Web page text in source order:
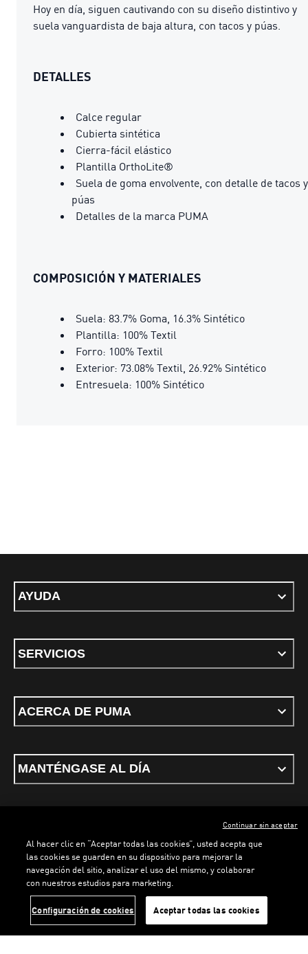
LOADING...
Hoy en día, siguen cautivando con su diseño distintivo y
suela vanguardista de baja altura, con tacos y púas.
DETALLES
Calce regular
Cubierta sintética
Cierra-fácil elástico
Plantilla OrthoLite®
Suela de goma envolvente, con detalle de tacos y
púas
Detalles de la marca PUMA
COMPOSICIÓN Y MATERIALES
Suela: 83.7% Goma, 16.3% Sintético
Plantilla: 100% Textil
Forro: 100% Textil
Exterior: 73.08% Textil, 26.92% Sintético
Entresuela: 100% Sintético
AYUDA
SERVICIOS
ACERCA DE PUMA
MANTÉNGASE AL DÍA
Términos y condicionesPolítica de Privacidad
ESPAÑOL
PUMA, 2026. Todos los derechos reservados
Al hacer clic en “Aceptar todas las cookies”, usted acepta que
las cookies se guarden en su dispositivo para mejorar la
navegación del sitio, analizar el uso del mismo, y colaborar
con nuestros estudios para marketing.
Configuración de cookies Aceptar todas las cookies
Continuar sin aceptar